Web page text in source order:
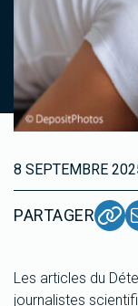
8 SEPTEMBRE
PARTAGER
Les articles du
journalistes